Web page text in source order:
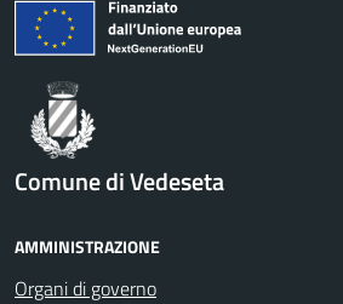
Comune di Vedeseta
AMMINISTRAZIONE
Organi di governo